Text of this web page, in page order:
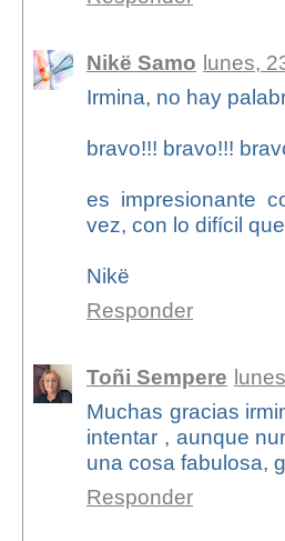
Nikë Samo lunes,
Irmina, no hay
bravo!!! bravo!!!
es impresionante
vez, con lo difícil
Nikë
Responder
Toñi Sempere
Muchas gracias
intentar , aunque
una cosa fabulosa,
Responder